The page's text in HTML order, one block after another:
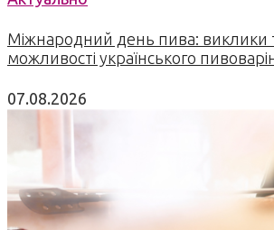
Міжнародний день пива: виклики
можливості українського
07.08.2026